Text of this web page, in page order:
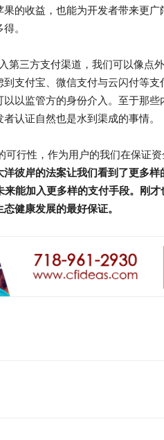
的收益，也能为开发者带来更广
。
第三方支付渠道，我们可以像点
支付宝、微信支付与云闪付等
以监管方的身份介入。至于那些
认证自然也是水到渠成的事情。
行性，作为用户的我们在保证
洋彼岸的法案让我们看到了更多
来能加入更多样的支付手段。刚
健康发展的最好保证。